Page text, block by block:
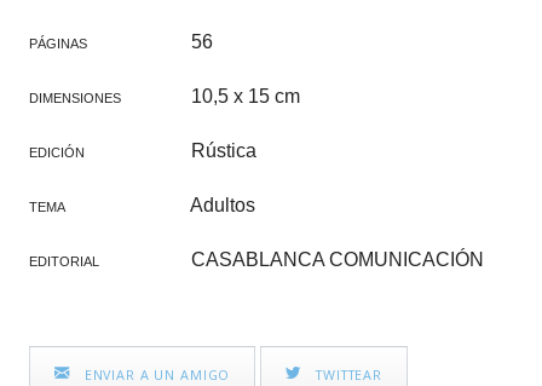
PÁGINAS 56
DIMENSIONES 10,5 x 15 cm
EDICIÓN Rústica
TEMA Adultos
EDITORIAL CASABLANCA COMUNICACIÓN
ENVIAR A UN AMIGO TWITTEAR